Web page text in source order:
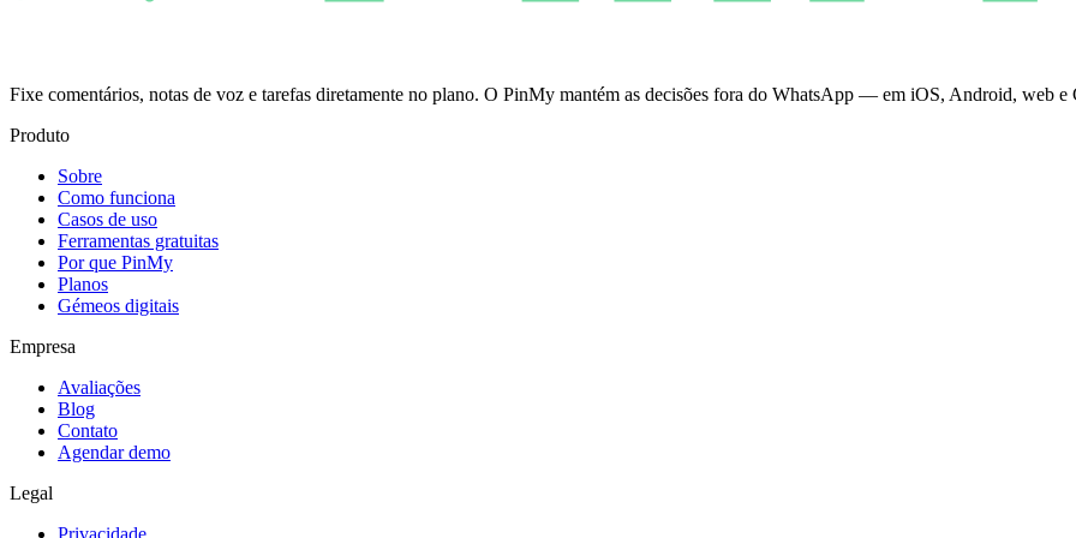
Fixe comentários, notas de voz e tarefas diretamente no plano. O PinMy mantém as decisões fora do WhatsApp — em iOS, Android, web e
Produto
Sobre
Como funciona
Casos de uso
Ferramentas gratuitas
Por que PinMy
Planos
Gémeos digitais
Empresa
Avaliações
Blog
Contato
Agendar demo
Legal
Privacidade